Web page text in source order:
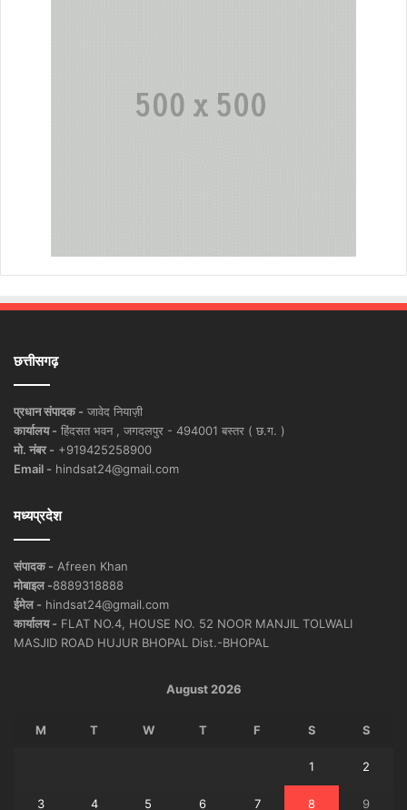
छत्तीसगढ़
प्रधान संपादक - जावेद नियाज़ी
कार्यालय - हिंदसत भवन , जगदलपुर - 494001 बस्तर ( छ.ग. )
मो. नंबर - +919425258900
Email - hindsat24@gmail.com
मध्यप्रदेश
संपादक - Afreen Khan
मोबाइल -8889318888
ईमेल - hindsat24@gmail.com
कार्यालय - FLAT NO.4, HOUSE NO. 52 NOOR MANJIL TOLWALI
MASJID ROAD HUJUR BHOPAL Dist.-BHOPAL
August 2026
M T W T F S S
1 2
3 4 5 6 7 8 9